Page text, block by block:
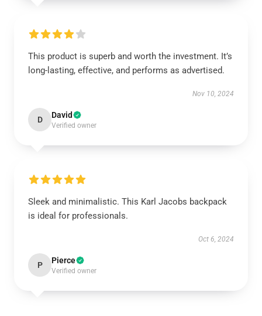
This product is superb and worth the investment. It’s
long-lasting, effective, and performs as advertised.
Nov 10, 2024
D David
Verified owner
Sleek and minimalistic. This Karl Jacobs backpack
is ideal for professionals.
Oct 6, 2024
P Pierce
Verified owner